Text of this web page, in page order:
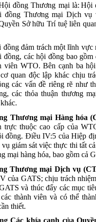
đồng Thương mại là:Hội
đồngThươngmại Dịch vụ
Sở hữu Trí tuệ liên
đồng đảm trách một lĩnh vực
đồng, các hội đồng bao gồm
viên WTO.Bên cạnh ba hội
cơ quan độc lập khác chịu
các vấn đề riêng rẽ như
,các thỏa thuận thương
khác.
Thươngmại Hàng hóa
trực thuộc cao cấp của
đồng. Điều IV:5 của Hiệp
vụ giám sát việc thực thi tất cả
mại hàng hóa, bao gồm cả
Thươngmại Dịch vụ
của GATS;chịu trách nhiệm
và thúc đẩy các mục
các thành viên và có thể
thiết.